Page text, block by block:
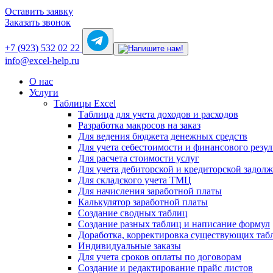
Оставить заявку
Заказать звонок
+7 (923) 532 02 22
info@excel-help.ru
О нас
Услуги
Таблицы Excel
Таблица для учета доходов и расходов
Разработка макросов на заказ
Для ведения бюджета денежных средств
Для учета себестоимости и финансового
Для расчета стоимости услуг
Для учета дебиторской и кредиторской
Для складского учета ТМЦ
Для начисления заработной платы
Калькулятор заработной платы
Создание сводных таблиц
Создание разных таблиц и написание формул
Доработка, корректировка существующих
Индивидуальные заказы
Для учета сроков оплаты по договорам
Создание и редактирование прайс листов